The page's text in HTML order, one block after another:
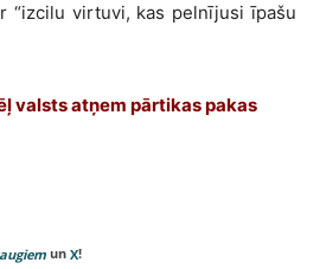
“izcilu virtuvi, kas pelnījusi īpašu
valsts atņem pārtikas pakas
un X!